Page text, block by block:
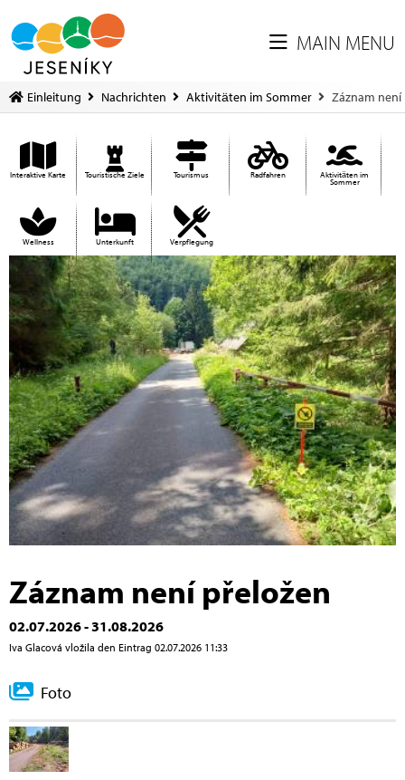
MAIN MENU
Einleitung Nachrichten Aktivitäten im Sommer Záznam
Interaktive Karte Touristische Ziele Tourismus Radfahren Aktivitäten im
Sommer
Wellness Unterkunft Verpflegung
Záznam není přeložen
02.07.2026 - 31.08.2026
Iva Glacová vložila den Eintrag 02.07.2026 11:33
Foto